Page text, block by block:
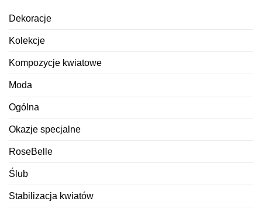
Dekoracje
Kolekcje
Kompozycje kwiatowe
Moda
Ogólna
Okazje specjalne
RoseBelle
Ślub
Stabilizacja kwiatów